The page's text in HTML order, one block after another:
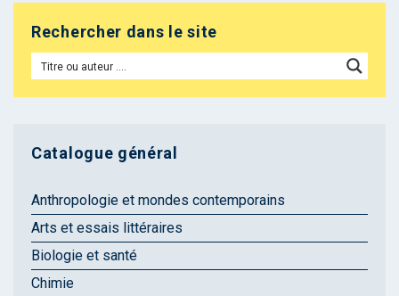
Rechercher dans le site
Catalogue général
Anthropologie et mondes contemporains
Arts et essais littéraires
Biologie et santé
Chimie